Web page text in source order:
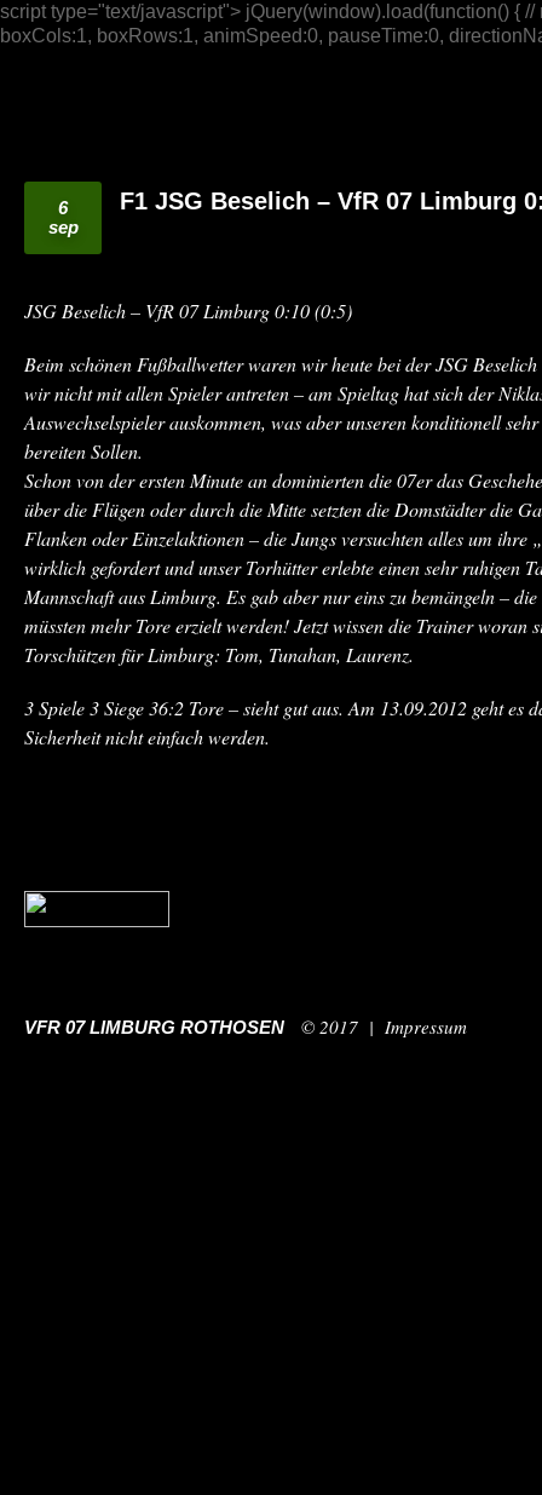
script type="text/javascript"> jQuery(window).load(function() {
boxCols:1, boxRows:1, animSpeed:0, pauseTime:0,
6
sep
F1 JSG Beselich – VfR 07 Limburg
JSG Beselich – VfR 07 Limburg 0:10 (0:5)
Beim schönen Fußballwetter waren wir heute bei der JSG
wir nicht mit allen Spieler antreten – am Spieltag hat sich der
Auswechselspieler auskommen, was aber unseren konditionell
bereiten Sollen.
Schon von der ersten Minute an dominierten die 07er das
über die Flügen oder durch die Mitte setzten die Domstädter die
Flanken oder Einzelaktionen – die Jungs versuchten alles um
wirklich gefordert und unser Torhütter erlebte einen sehr ruhigen
Mannschaft aus Limburg. Es gab aber nur eins zu bemängeln –
müssten mehr Tore erzielt werden! Jetzt wissen die Trainer woran
Torschützen für Limburg: Tom, Tunahan, Laurenz.
3 Spiele 3 Siege 36:2 Tore – sieht gut aus. Am 13.09.2012 geht es
Sicherheit nicht einfach werden.
VFR 07 LIMBURG ROTHOSEN © 2017 | Impressum